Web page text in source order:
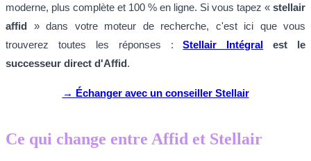
moderne, plus complète et 100 % en ligne. Si vous tapez « stellair
affid » dans votre moteur de recherche, c'est ici que vous
trouverez toutes les réponses :Stellair Intégral est le
successeur direct d'Affid.
→ Échanger avec un conseiller Stellair
Ce qui change entre Affid et Stellair